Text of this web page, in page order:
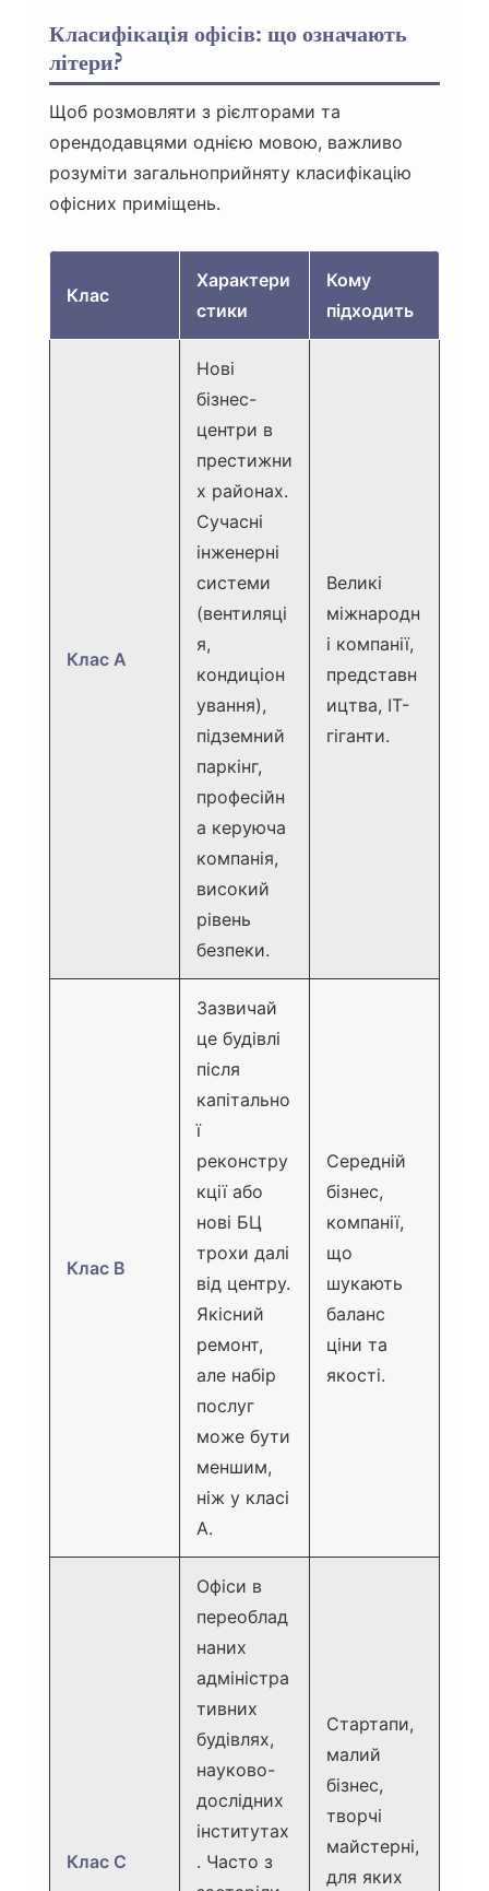
Класифікація офісів: що означають
літери?
Щоб розмовляти з рієлторами та
орендодавцями однією мовою, важливо
розуміти загальноприйняту класифікацію
офісних приміщень.
Клас
Характери
стики
Кому
підходить
Клас A
Нові
бізнес-
центри в
престижни
х районах.
Сучасні
інженерні
системи
(вентиляці
я,
кондиціон
ування),
підземний
паркінг,
професійн
а керуюча
компанія,
високий
рівень
безпеки.
Великі
міжнародн
і компанії,
представн
ицтва, IT-
гіганти.
Клас B
Зазвичай
це будівлі
після
капітально
ї
реконстру
кції або
нові БЦ
трохи далі
від центру.
Якісний
ремонт,
але набір
послуг
може бути
меншим,
ніж у класі
А.
Середній
бізнес,
компанії,
що
шукають
баланс
ціни та
якості.
Клас C
Офіси в
переоблад
наних
адміністра
тивних
будівлях,
науково-
дослідних
інститутах
. Часто з
Стартапи,
малий
бізнес,
творчі
майстерні,
для яких